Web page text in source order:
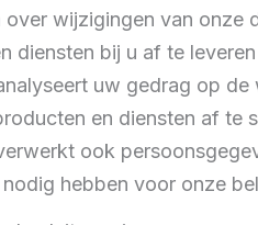
over wijzigingen van onze
diensten bij u af te leveren
uw gedrag op
en diensten af te
ook
hebben voor onze